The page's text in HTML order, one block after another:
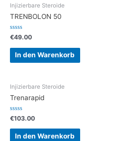
Injizierbare Steroide
TRENBOLON 50
Bewertet
mit
0
von
€49.00
In den Warenkorb
Injizierbare Steroide
Trenarapid
Bewertet
mit
0
von
€103.00
In den Warenkorb